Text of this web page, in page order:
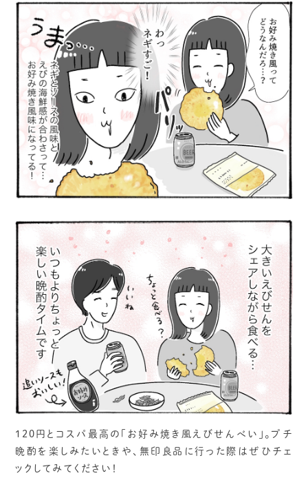
120円とコスパ最高の「お好み焼き風えびせんべい」。プチ
晩酌を楽しみたいときや、無印良品に行った際はぜひチェ
ックしてみてください！